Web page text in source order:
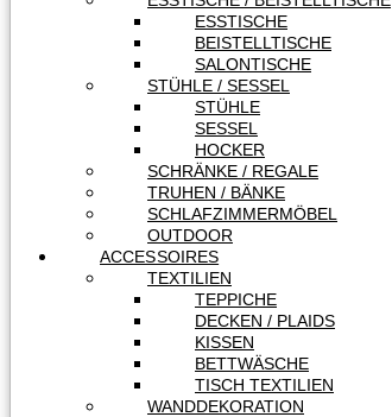
ESSTISCHE
BEISTELLTISCHE
SALONTISCHE
STÜHLE / SESSEL
STÜHLE
SESSEL
HOCKER
SCHRÄNKE / REGALE
TRUHEN / BÄNKE
SCHLAFZIMMERMÖBEL
OUTDOOR
ACCESSOIRES
TEXTILIEN
TEPPICHE
DECKEN / PLAIDS
KISSEN
BETTWÄSCHE
TISCH TEXTILIEN
WANDDEKORATION